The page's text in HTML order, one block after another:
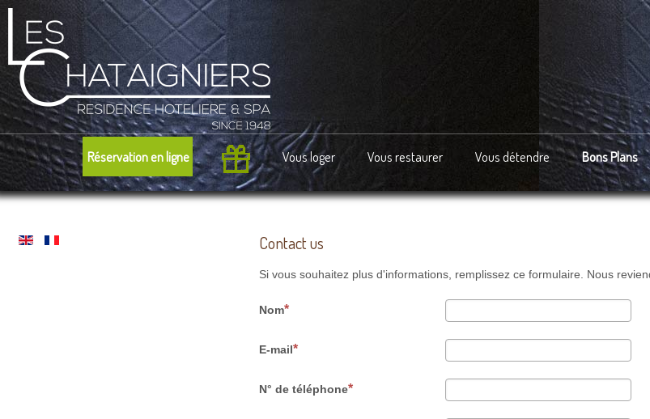
Réservation en ligne Vous loger Vous restaurer Vous détendre Bons Plans
Contact us
Si vous souhaitez plus d'informations, remplissez ce formulaire. Nous
Nom
E-mail
N° de téléphone